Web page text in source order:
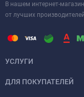
В нашем интернет-
от лучших
УСЛУГИ
ДЛЯ ПОКУПАТЕЛЕЙ